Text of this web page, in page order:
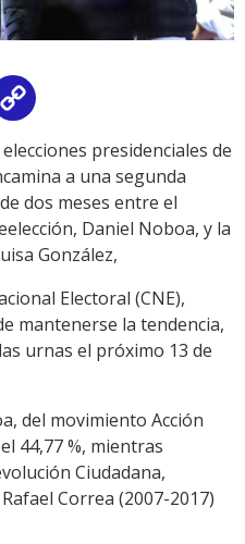
Link
presidenciales de
a una segunda
dos meses entre el
Daniel Noboa, y la
González,
Electoral (CNE),
mantenerse la tendencia,
urnas el próximo 13 de
del movimiento Acción
44,77 %, mientras
Ciudadana,
Correa (2007-2017)